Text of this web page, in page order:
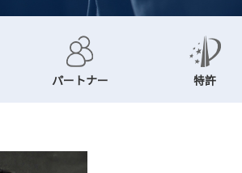
パートナー 特許